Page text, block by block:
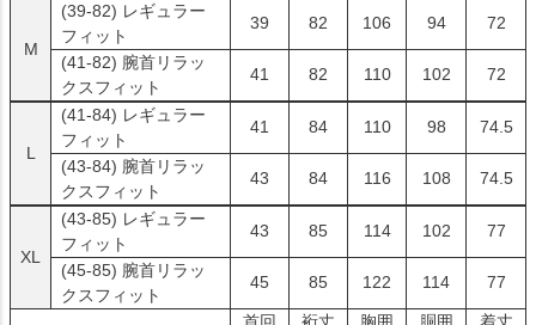
M
(39-82) レギュラー
フィット
39 82 106 94 72
(41-82) 腕首リラッ
クスフィット
41 82 110 102 72
L
(41-84) レギュラー
フィット
41 84 110 98 74.5
(43-84) 腕首リラッ
クスフィット
43 84 116 108 74.5
XL
(43-85) レギュラー
フィット
43 85 114 102 77
(45-85) 腕首リラッ
クスフィット
45 85 122 114 77